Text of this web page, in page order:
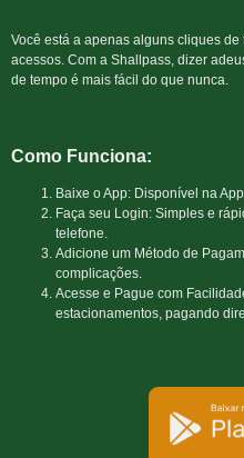
Você está a apenas alguns cliques
acessos. Com a Shallpass, dizer
de tempo é mais fácil do que nunca.
Como Funciona:
Baixe o App: Disponível na
Faça seu Login: Simples e
telefone.
Adicione um Método de
complicações.
Acesse e Pague com
estacionamentos, pagando